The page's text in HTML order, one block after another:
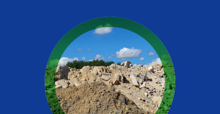
Détenteurs de déchets
Mon espace